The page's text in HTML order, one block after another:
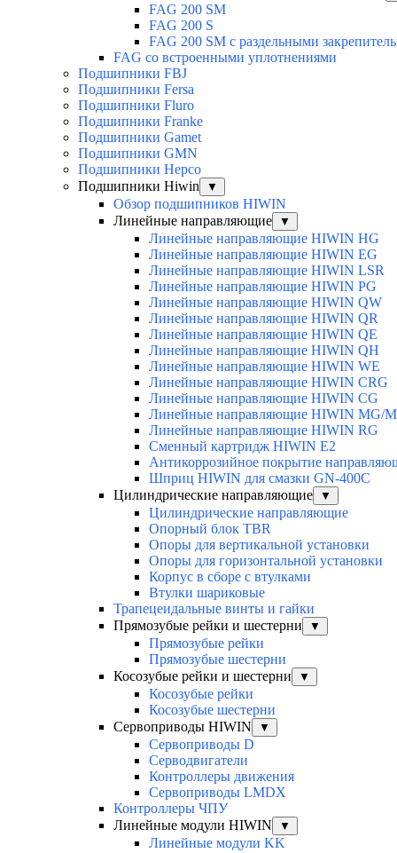
FAG 200 SM
FAG 200 S
FAG 200 SM с раздельными
FAG со встроенными уплотнениями
Подшипники FBJ
Подшипники Fersa
Подшипники Fluro
Подшипники Franke
Подшипники Gamet
Подшипники GMN
Подшипники Hepco
Подшипники Hiwin
▼
Обзор подшипников HIWIN
Линейные направляющие
▼
Линейные направляющие HIWIN HG
Линейные направляющие HIWIN EG
Линейные направляющие HIWIN LSR
Линейные направляющие HIWIN PG
Линейные направляющие HIWIN QW
Линейные направляющие HIWIN QR
Линейные направляющие HIWIN QE
Линейные направляющие HIWIN QH
Линейные направляющие HIWIN WE
Линейные направляющие HIWIN CRG
Линейные направляющие HIWIN CG
Линейные направляющие HIWIN MG/
Линейные направляющие HIWIN RG
Сменный картридж HIWIN E2
Антикоррозийное покрытие
Шприц HIWIN для смазки GN-400C
Цилиндрические направляющие
▼
Цилиндрические направляющие
Опорный блок TBR
Опоры для вертикальной установки
Опоры для горизонтальной установки
Корпус в сборе с втулками
Втулки шариковые
Трапецеидальные винты и гайки
Прямозубые рейки и шестерни
▼
Прямозубые рейки
Прямозубые шестерни
Косозубые рейки и шестерни
▼
Косозубые рейки
Косозубые шестерни
Сервоприводы HIWIN
▼
Сервоприводы D
Серводвигатели
Контроллеры движения
Сервоприводы LMDX
Контроллеры ЧПУ
Линейные модули HIWIN
▼
Линейные модули KK